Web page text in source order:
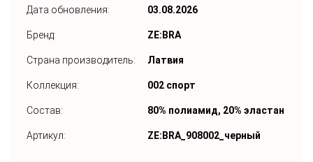
Дата обновления: 03.08.2026
Бренд: ZE:BRA
Страна производитель: Латвия
Коллекция: 002 спорт
Состав: 80% полиамид, 20% эластан
Артикул: ZE:BRA_908002_черный